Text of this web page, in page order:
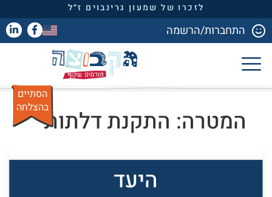
לזכרו של שמעון גרינבוים ז״ל
התחברות/הרשמה
המטרה: התקנת דלתות
הסתיים
בהצלחה
היעד